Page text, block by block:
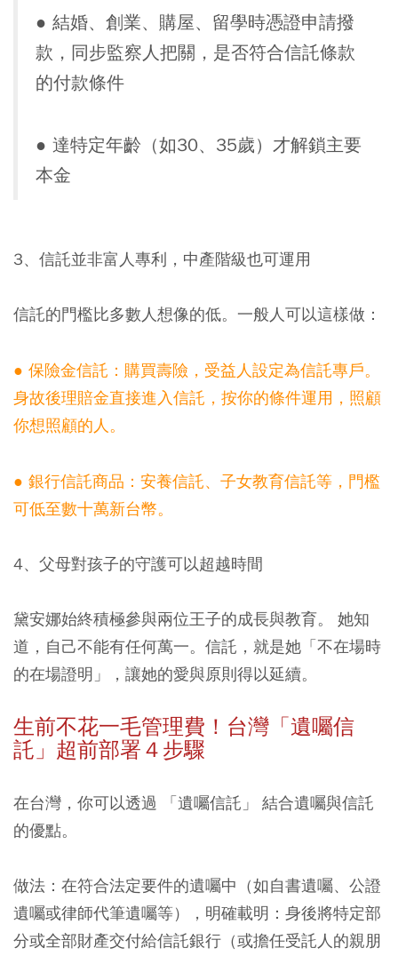
● 結婚、創業、購屋、留學時憑證申請撥
款，同步監察人把關，是否符合信託條款
的付款條件
● 達特定年齡（如30、35歲）才解鎖主要
本金
3、信託並非富人專利，中產階級也可運用
信託的門檻比多數人想像的低。一般人可以這樣做：
● 保險金信託：購買壽險，受益人設定為信託專戶。
身故後理賠金直接進入信託，按你的條件運用，照顧
你想照顧的人。
● 銀行信託商品：安養信託、子女教育信託等，門檻
可低至數十萬新台幣。
4、父母對孩子的守護可以超越時間
黛安娜始終積極參與兩位王子的成長與教育。 她知
道，自己不能有任何萬一。信託，就是她「不在場時
的在場證明」，讓她的愛與原則得以延續。
生前不花一毛管理費！台灣「遺囑信
託」超前部署４步驟
在台灣，你可以透過 「遺囑信託」
結合遺囑與信託
的優點。
做法：在符合法定要件的遺囑中（如自書遺囑、公證
遺囑或律師代筆遺囑等），明確載明：身後將特定部
分或全部財產交付給信託銀行（或擔任受託人的親朋